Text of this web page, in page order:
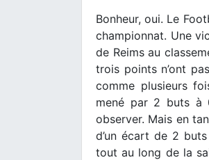
Bonheur, oui. Le
championnat. Une
de Reims au
trois points n’ont
comme plusieurs
mené par 2 buts à
observer. Mais en
d’un écart de 2
tout au long de la